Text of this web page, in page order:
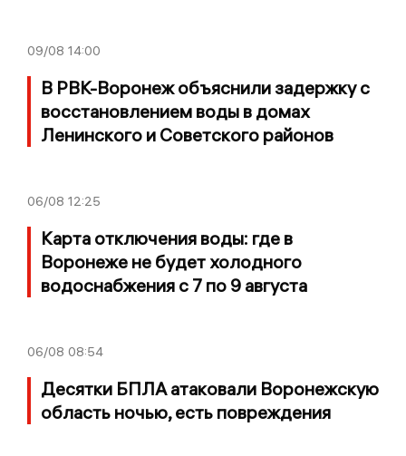
09/08 14:00
В РВК-Воронеж объяснили задержку с
восстановлением воды в домах
Ленинского и Советского районов
06/08 12:25
Карта отключения воды: где в
Воронеже не будет холодного
водоснабжения с 7 по 9 августа
06/08 08:54
Десятки БПЛА атаковали Воронежскую
область ночью, есть повреждения